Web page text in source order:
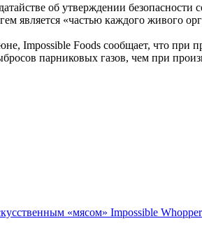
об утверждении
является «частью каждого живого
Impossible Foods сообщает, что при
парниковых газов, чем при